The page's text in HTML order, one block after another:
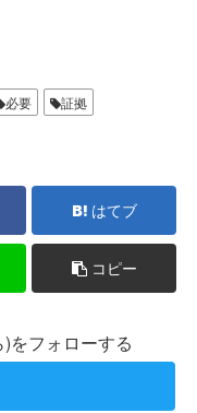
必要 証拠
はてブ
コピー
フォローする